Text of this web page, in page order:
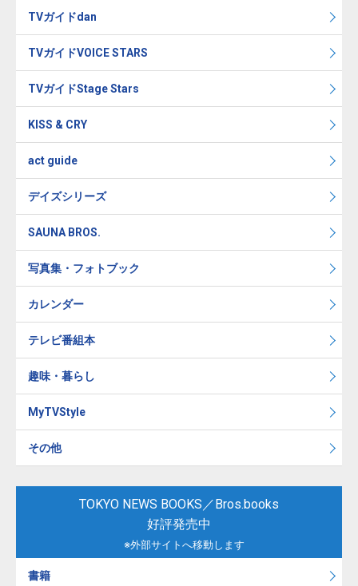
TVガイドdan
TVガイドVOICE STARS
TVガイドStage Stars
KISS & CRY
act guide
デイズシリーズ
SAUNA BROS.
写真集・フォトブック
カレンダー
テレビ番組本
趣味・暮らし
MyTVStyle
その他
TOKYO NEWS BOOKS／Bros.books
好評発売中
※外部サイトへ移動します
書籍